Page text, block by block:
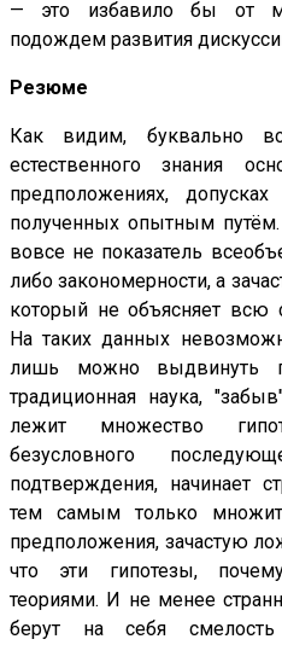
— это избавило бы от
подождем развития
Резюме
Как видим, буквально
естественного знания
предположениях,
полученных опытным
вовсе не показатель
либо закономерности, а
который не объясняет всю
На таких данных
лишь можно выдвинуть
традиционная наука,
лежит множество
безусловного
подтверждения, начинает
тем самым только
предположения, зачастую
что эти гипотезы,
теориями. И не менее
берут на себя